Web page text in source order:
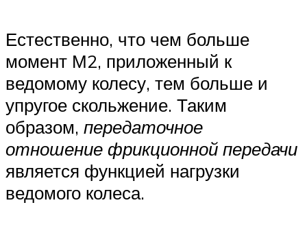
Естественно, что чем больше
момент М2, приложенный к
ведомому колесу, тем больше и
упругое скольжение. Таким
образом, передаточное
отношение фрикционной передачи
является функцией нагрузки
ведомого колеса.